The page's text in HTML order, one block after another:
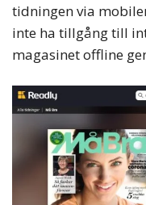
tidningen via
inte ha tillgång till
magasinet offline